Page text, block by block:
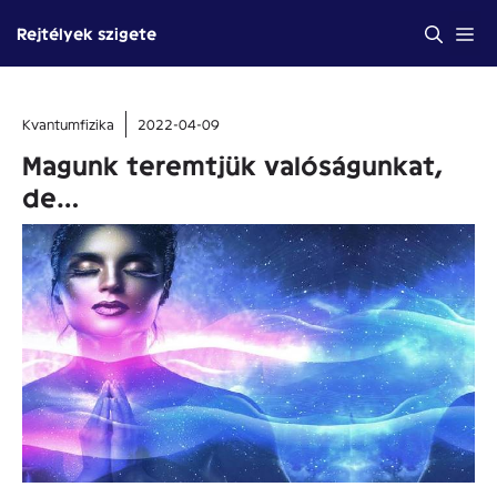
tartalomba
Rejtélyek szigete
Kvantumfizika 2022-04-09
Magunk teremtjük valóságunkat,
de…